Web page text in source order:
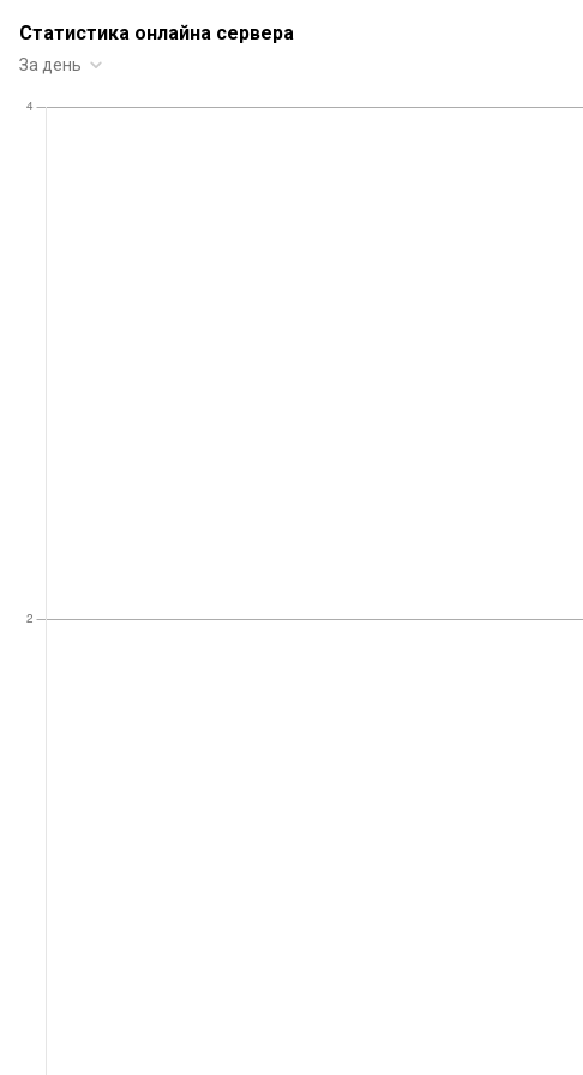
Статистика онлайна сервера
За день